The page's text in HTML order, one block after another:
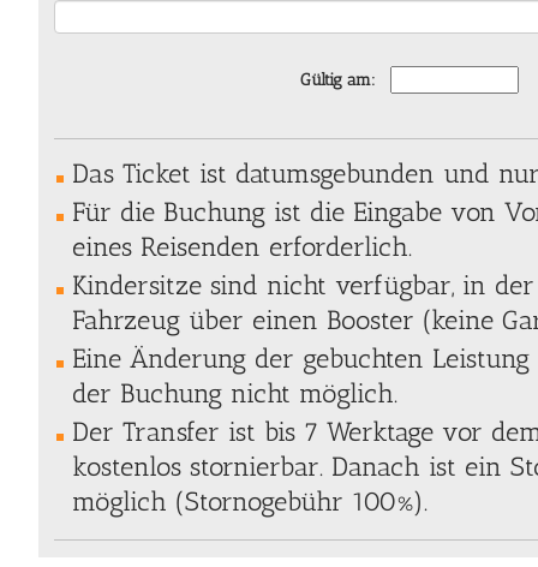
Gültig am:
Das Ticket ist datumsgebunden und
Für die Buchung ist die Eingabe von
eines Reisenden erforderlich.
Kindersitze sind nicht verfügbar, in
Fahrzeug über einen Booster (keine
Eine Änderung der gebuchten
der Buchung nicht möglich.
Der Transfer ist bis 7 Werktage vor
kostenlos stornierbar. Danach ist ein
möglich (Stornogebühr 100%).